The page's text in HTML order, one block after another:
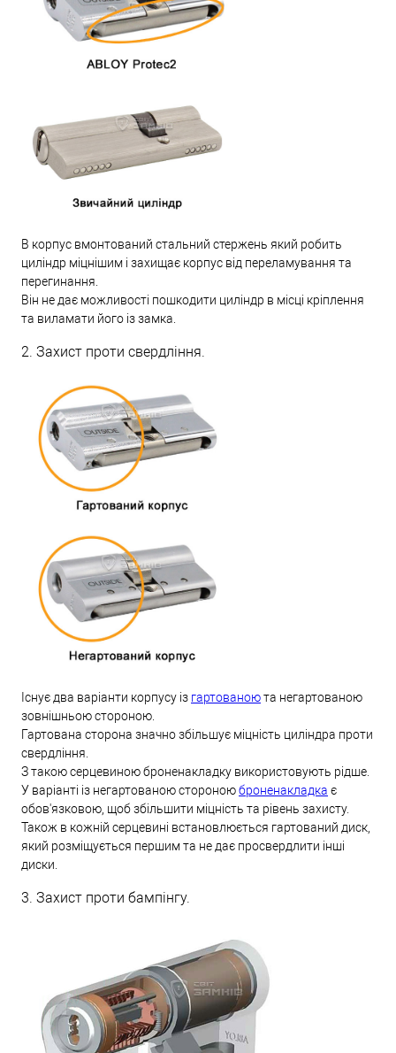
В корпус вмонтований стальний стержень який робить
циліндр міцнішим і захищає корпус від переламування та
перегинання.
Він не дає можливості пошкодити циліндр в місці кріплення
та виламати його із замка.
2. Захист проти свердління.
Існує два варіанти корпусу із гартованоюта негартованою
зовнішньою стороною.
Гартована сторона значно збільшує міцність циліндра проти
свердління.
З такою серцевиною броненакладку використовують рідше.
У варіанті із негартованою стороноюброненакладка є
обов'язковою, щоб збільшити міцність та рівень захисту.
Також в кожній серцевині встановлюється гартований диск,
який розміщується першим та не дає просвердлити інші
диски.
3. Захист проти бампінгу.